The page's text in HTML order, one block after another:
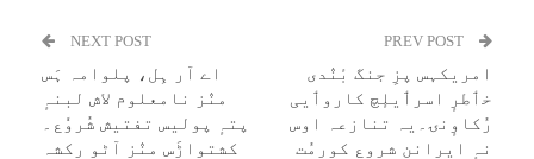
امریکہس پزِ جنگ بٔنٛدی
خٲطرٕ اسرٲیلٕچ کاروٲیی
رُکاوٕنۍ۔یہ تنازعہ اوس
نہٕ ایرانن شروع کورمُت
NEXT POST
اے آر ہِل، پلوامہ ہَس
منٛز نامعلوم لاش لبنہٕ
پتہٕ پولیس تفتیش شُروٗع۔
کشتواڑَس منٛز آٹو رکشہ